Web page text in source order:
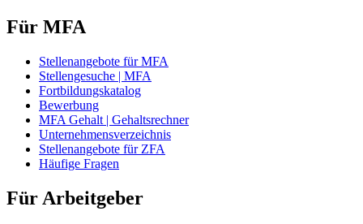
Für MFA
Stellenangebote für MFA
Stellengesuche | MFA
Fortbildungskatalog
Bewerbung
MFA Gehalt | Gehaltsrechner
Unternehmensverzeichnis
Stellenangebote für ZFA
Häufige Fragen
Für Arbeitgeber